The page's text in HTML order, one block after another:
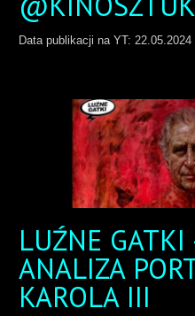
Data publikacji na YT:
LUŹNE GATKI
ANALIZA
KAROLA III